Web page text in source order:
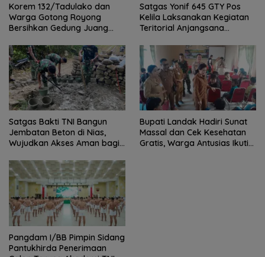
Korem 132/Tadulako dan
Warga Gotong Royong
Bersihkan Gedung Juang
Satgas Yonif 645 GTY Pos
Kelila Laksanakan Kegiatan
Teritorial Anjangsana
Lurah
Satgas Bakti TNI Bangun
Jembatan Beton di Nias,
Wujudkan Akses Aman bagi
Bupati Landak Hadiri Sunat
Massal dan Cek Kesehatan
Gratis, Warga Antusias Ikuti
Pangdam I/BB Pimpin Sidang
Pantukhirda Penerimaan